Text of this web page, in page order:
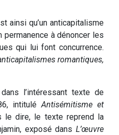
ainsi qu’un anticapitalisme
permanence à dénoncer les
qui lui font concurrence.
romantiques,
l’intéressant texte de
intituléAntisémitisme et
le dire, le texte reprend la
exposé dans L’œuvre